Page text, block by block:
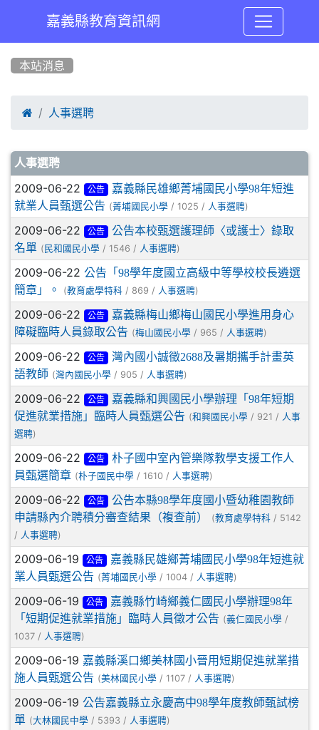
嘉義縣教育資訊網
本站消息
 人事選聘
文章列表
人事選聘
2009-06-22 公告
嘉義縣民雄鄉菁埔國民小學98年短進
就業人員甄選公告 (菁埔國民小學 / 1025 / 人事選聘)
2009-06-22 公告
公告本校甄選護理師〈或護士〉錄取
名單 ( 民和國民小學 / 1546 / 人事選聘)
2009-06-22 公告「98學年度國立高級中等學校校長遴選
簡章」。
(教育處學特科 / 869 / 人事選聘)
2009-06-22 公告
嘉義縣梅山鄉梅山國民小學進用身心
障礙臨時人員錄取公告 (梅山國民小學 / 965 / 人事選聘)
2009-06-22 公告
灣內國小誠徵2688及暑期攜手計畫英
語教師 (灣內國民小學 / 905 / 人事選聘)
2009-06-22 公告
嘉義縣和興國民小學辦理「98年短期
促進就業措施」臨時人員甄選公告 (和興國民小學 / 921 / 人事
選聘)
2009-06-22 公告
朴子國中室內管樂隊教學支援工作人
員甄選簡章 (朴子國民中學 / 1610 / 人事選聘)
2009-06-22 公告
公告本縣98學年度國小暨幼稚園教師
申請縣內介聘積分審查結果（複查前）
(教育處學特科 / 5142
/ 人事選聘)
2009-06-19 公告
嘉義縣民雄鄉菁埔國民小學98年短進就
業人員甄選公告 (菁埔國民小學 / 1004 / 人事選聘)
2009-06-19 公告
嘉義縣竹崎鄉義仁國民小學辦理98年
「短期促進就業措施」臨時人員徵才公告 (義仁國民小學 /
1037 / 人事選聘)
2009-06-19 嘉義縣溪口鄉美林國小晉用短期促進就業措
施人員甄選公告 (美林國民小學 / 1107 / 人事選聘)
2009-06-19 公告嘉義縣立永慶高中98學年度教師甄試榜
單 (大林國民中學 / 5393 / 人事選聘)